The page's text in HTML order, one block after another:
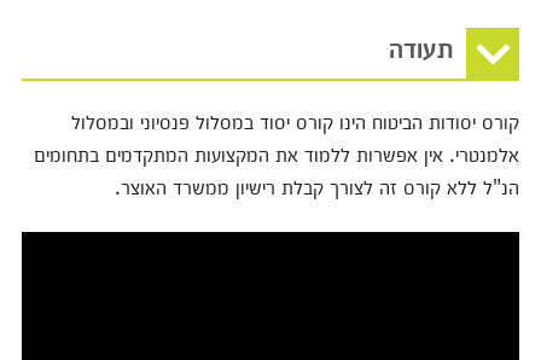
תעודה
קורס יסודות הביטוח הינו קורס יסוד במסלול פנסיוני ובמסלול
אלמנטרי. אין אפשרות ללמוד את המקצועות המתקדמים בתחומים
הנ"ל ללא קורס זה לצורך קבלת רישיון ממשרד האוצר.